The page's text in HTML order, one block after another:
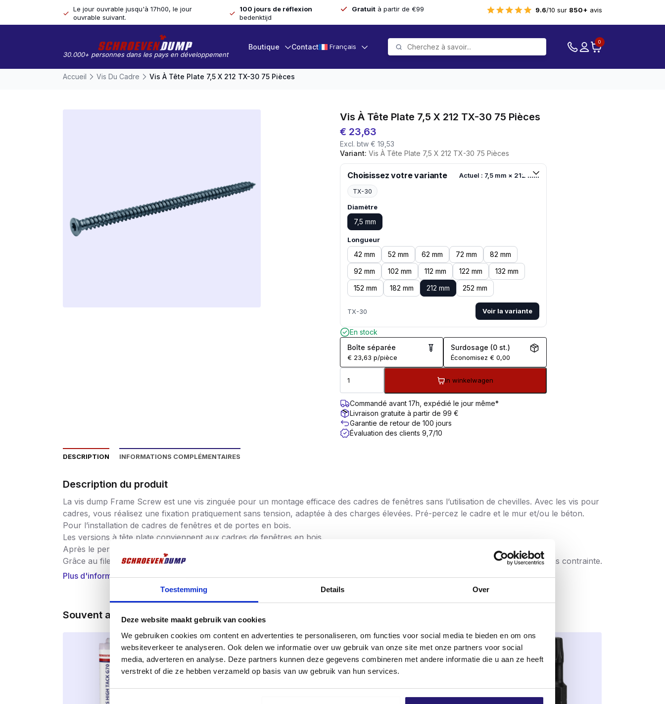
Toestemming Details Over
Deze website maakt gebruik van cookies
We gebruiken cookies om content en advertenties te personaliseren, om functies voor social media te bieden en om ons
websiteverkeer te analyseren. Ook delen we informatie over uw gebruik van onze site met onze partners voor social
media, adverteren en analyse. Deze partners kunnen deze gegevens combineren met andere informatie die u aan ze heeft
verstrekt of die ze hebben verzameld op basis van uw gebruik van hun services.
Le jour ouvrable jusqu'à 17h00, le jour
ouvrable suivant.
100 jours de réflexion
bedenktijd
Gratuità partir de €99 9.6/10 sur 850+ avis
30.000+ personnes dans les pays en développement
Boutique Contact Français
0
Accueil Vis Du Cadre Vis À Tête Plate 7,5 X 212 TX-30 75 Pièces
Vis À Tête Plate 7,5 X 212 TX-30 75 Pièces
€ 23,63
Excl. btw € 19,53
Variant: Vis À Tête Plate 7,5 X 212 TX-30 75 Pièces
Choisissez votre variante Actuel : 7,5 mm × 212 mm
TX-30
Diamètre
7,5 mm
Longueur
42 mm 52 mm 62 mm 72 mm
82 mm
92 mm
102 mm 112 mm 122 mm
132 mm
152 mm
182 mm 212 mm 252 mm
TX-30 Voir la variante
En stock
Boîte séparée
€ 23,63 p/pièce
Surdosage (0 st.)
Économisez € 0,00
In winkelwagen
Commandé avant 17h, expédié le jour même*
Livraison gratuite à partir de 99 €
Garantie de retour de 100 jours
Évaluation des clients 9,7/10
DESCRIPTION INFORMATIONS COMPLÉMENTAIRES
Description du produit
La vis dump Frame Screw est une vis zinguée pour un montage efficace des cadres de fenêtres sans l’utilisation de chevilles. Avec les vis pour
cadres, vous réalisez une fixation pratiquement sans tension, adaptée à des charges élevées. Pré-percez le cadre et le mur et/ou le béton.
Pour l’installation de cadres de fenêtres et de portes en bois.
Les versions à tête plate conviennent aux cadres de fenêtres en bois.
Après le perçage, la vis peut être vissée directement dans le matériau de construction solide ou perforé.
Grâce au filetage spécial continu des vis à cadre screwdump, elles sont fixées dans le matériau de construction sans tension et sans contrainte.
Application
Montage de cadres de fenêtres en bois sans utilisation de chevilles
Pour une utilisation intérieure et extérieure.
Plus d'informations
Souvent achetés ensemble